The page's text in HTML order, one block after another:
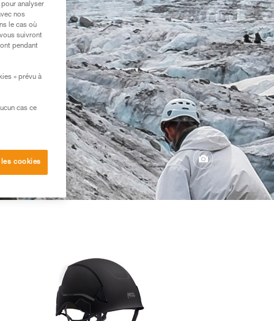
analyser
nos
le cas où
suivront
pendant
» prévu à
cas ce
cookies